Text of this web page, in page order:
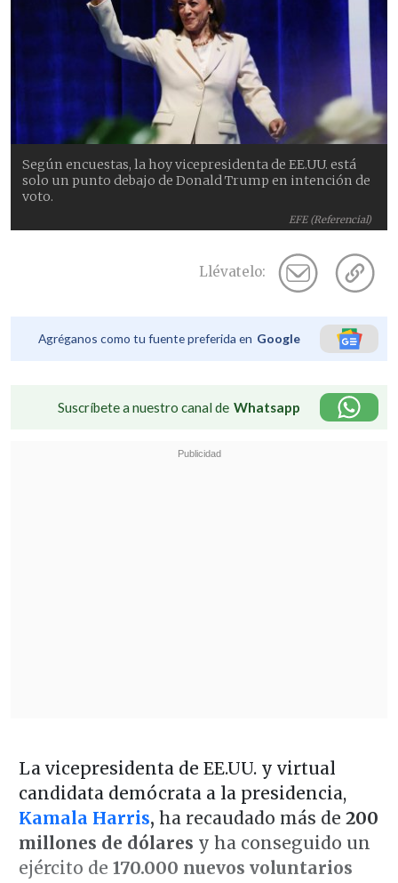
EFE (Referencial)
Según encuestas, la hoy vicepresidenta de EE.UU. está
solo un punto debajo de Donald Trump en intención de
voto.
Llévatelo:
Agréganos como tu fuente preferida en Google
Suscríbete a nuestro canal de Whatsapp
La vicepresidenta de EE.UU. y virtual
candidata demócrata a la presidencia,
Kamala Harris, ha recaudado más de 200
millones de dólares y ha conseguido un
ejército de 170.000 nuevos voluntarios